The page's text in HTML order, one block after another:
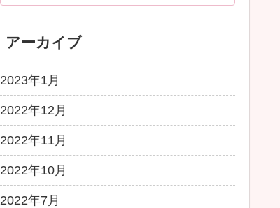
アーカイブ
2023年1月
2022年12月
2022年11月
2022年10月
2022年7月